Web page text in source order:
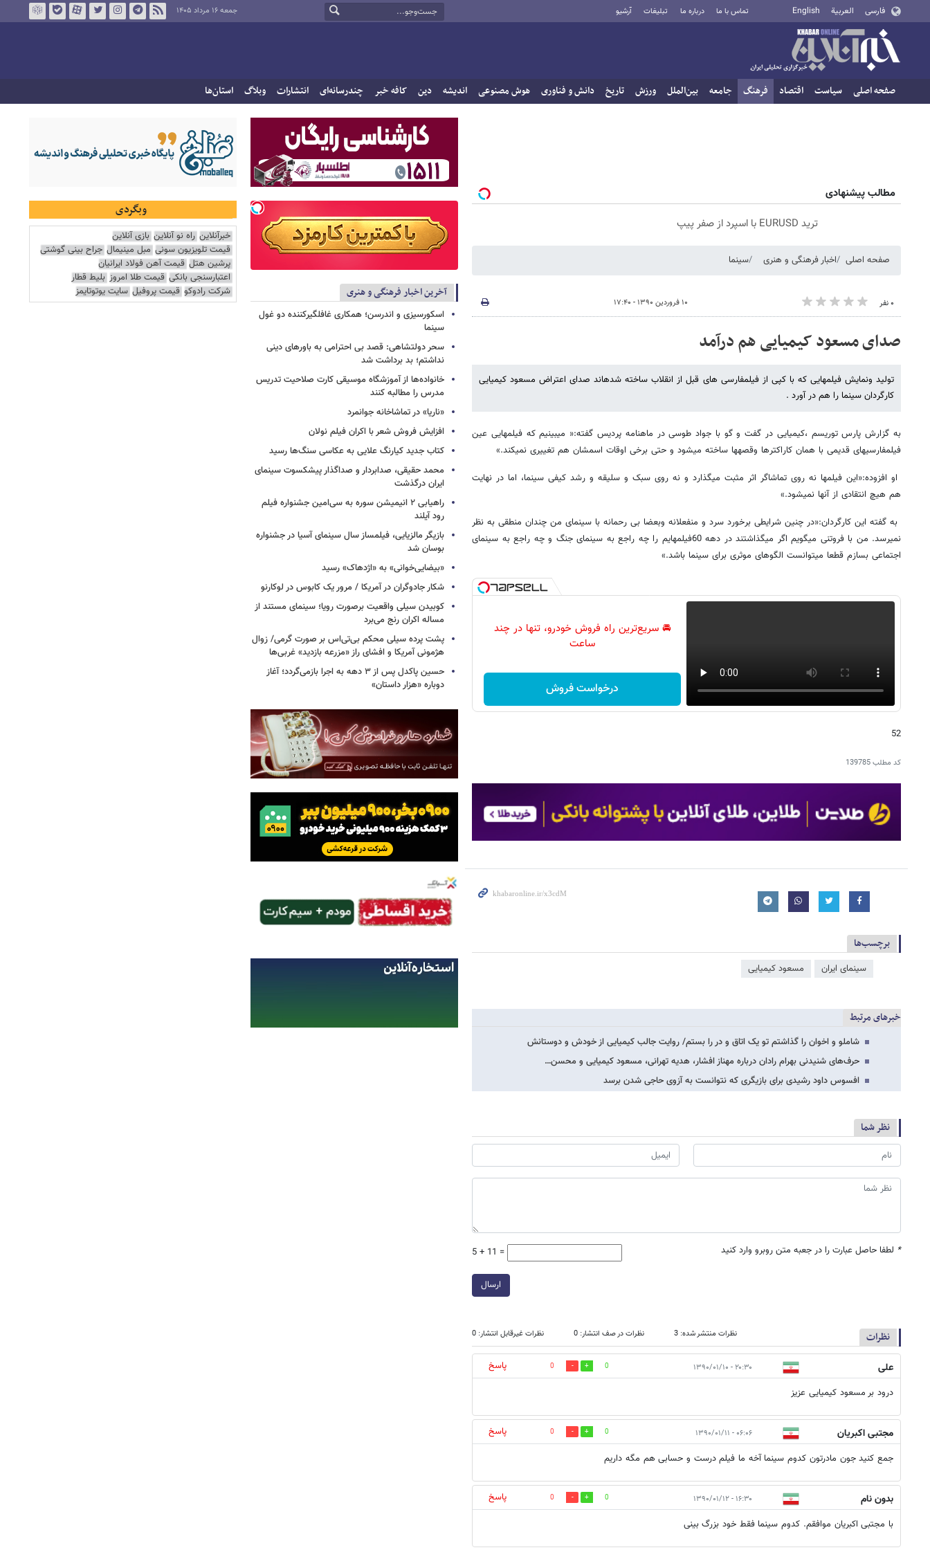
فارسی العربية English تماس با ما درباره ما تبلیغات آرشیو جمعه ۱۶ مرداد ۱۴۰۵
صفحه اصلی سیاست اقتصاد فرهنگ جامعه بین‌الملل ورزش تاریخ دانش و فناوری هوش مصنوعی اندیشه دین کافه خبر چندرسانه‌ای انتشارات وبلاگ استان‌ها
مطالب پیشنهادی
ترید EURUSD با اسپرد از صفر پیپ
صفحه اصلی اخبار فرهنگی و هنری سینما
۰ نفر ۱۰ فروردین ۱۳۹۰ - ۱۷:۴۰
صدای مسعود کیمیایی هم درآمد
تولید ونمایش فیلم​هایی که با کپی از فیلمفارسی های قبل از انقلاب ساخته شده​اند صدای اعتراض مسعود کیمیایی
کارگردان سینما را هم در آورد .
به گزارش پارس توریسم ،کیمیایی در گفت و گو با جواد طوسی در ماهنامه پردیس گفته:« می​بینیم که فیلم​هایی عین
فیلمفارسی​های قدیمی با همان کاراکترها وقصه​ها ساخته می​شود و حتی برخی اوقات اسم​شان هم تغییری نمی​کند.»
او افزوده:«این فیلم​ها نه روی تماشاگر اثر مثبت می​گذارد و نه روی سبک و سلیقه و رشد کیفی سینما، اما در نهایت
هم هیچ انتقادی از آن​ها نمی​شود.»
به گفته این کارگردان:«در چنین شرایطی برخورد سرد و منفعلانه وبعضا بی رحمانه با سینمای من چندان منطقی به نظر
نمی​رسد. من با فروتنی می​گویم اگر می​گذاشتند در دهه 60فیلم​هایم را چه راجع به سینمای جنگ و چه راجع به سینمای
اجتماعی بسازم قطعا می​توانست الگوهای موثری برای سینما باشد.»
🚘 سریع‌ترین راه فروش خودرو، تنها در چند
ساعت
درخواست فروش
52
کد مطلب139785
برچسب‌ها
سینمای ایران مسعود کیمیایی
خبرهای مرتبط
شاملو و اخوان را گذاشتم تو یک اتاق و در را بستم/ روایت جالب کیمیایی از خودش و دوستانش
حرف‌های شنیدنی بهرام رادان درباره مهناز افشار، هدیه تهرانی، مسعود کیمیایی و محسن…
افسوس داود رشیدی برای بازیگری که نتوانست به آزوی حاجی شدن برسد
نظر شما
* لطفا حاصل عبارت را در جعبه متن روبرو وارد کنید 5 + 11 =
ارسال
نظرات نظرات منتشر شده: 3 نظرات در صف انتشار: 0 نظرات غیرقابل انتشار: 0
علی ۲۰:۳۰ - ۱۳۹۰/۰۱/۱۰ 0
0
پاسخ
درود بر مسعود کیمیایی عزیز
مجتبی اکبریان ۰۶:۰۶ - ۱۳۹۰/۰۱/۱۱ 0
0
پاسخ
جمع کنید جون مادرتون کدوم سینما آخه ما فیلم درست و حسابی هم مگه داریم
بدون نام ۱۶:۳۰ - ۱۳۹۰/۰۱/۱۲ 0
0
پاسخ
با مجتبی اکبریان موافقم. کدوم سینما فقط خود بزرگ بینی
آخرین اخبار فرهنگی و هنری
اسکورسیزی و اندرسن؛ همکاری غافلگیرکننده دو غول
سینما
سحر دولتشاهی: قصد بی احترامی به باورهای دینی
نداشتم؛ بد برداشت شد
خانواده‌ها از آموزشگاه موسیقی کارت صلاحیت تدریس
مدرس را مطالبه کنند
«ناریا» در تماشاخانه جوانمرد
افزایش فروش شعر با اکران فیلم نولان
کتاب جدید کیارنگ علایی به عکاسی سنگ‌ها رسید
محمد حقیقی، صدابردار و صداگذار پیشکسوت سینمای
ایران درگذشت
راهیابی ۲ انیمیشن سوره به سی‌امین جشنواره فیلم
رود آیلند
بازیگر مالزیایی، فیلمساز سال سینمای آسیا در جشنواره
بوسان شد
«بیضایی‌خوانی» به «اژدهاک» رسید
شکار جادوگران در آمریکا / مرور یک کابوس در لوکارنو
کوبیدن سیلی واقعیت برصورت رویا؛ سینمای مستند از
مساله اکران رنج می‌برد
پشت پرده سیلی محکم بی‌تی‌اس بر صورت گرمی/ زوال
هژمونی آمریکا و افشای راز «مزرعه بازدید» غربی‌ها
حسین پاکدل پس از ۳ دهه به اجرا بازمی‌گردد؛ آغاز
دوباره «هزار داستان»
وبگردی
خبرآنلاین راه نو آنلاین بازی آنلاین
قیمت تلویزیون سونی مبل مینیمال جراح بینی گوشتی
پرشین هتل قیمت آهن فولاد ایرانیان
اعتبارسنجی بانکی قیمت طلا امروز بلیط قطار
شرکت رادوکو قیمت پروفیل سایت یوتوتایمز